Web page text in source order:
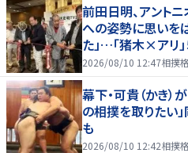
前田日明、アントニ
への姿勢に思いを
た」…「猪木×アリ
2026/08/10 12:47相撲
幕下・可貴（かき）
の相撲を取りたい
も
2026/08/10 12:42相撲